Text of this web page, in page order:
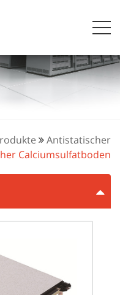
Antistatischer
Calciumsulfatboden